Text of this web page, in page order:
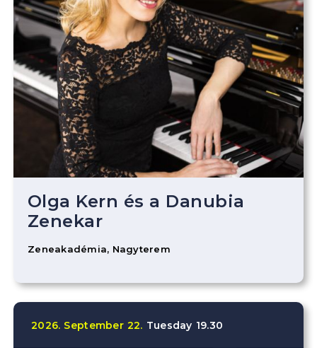
Olga Kern és a Danubia
Zenekar
Zeneakadémia, Nagyterem
2026. September 22. Tuesday 19.30